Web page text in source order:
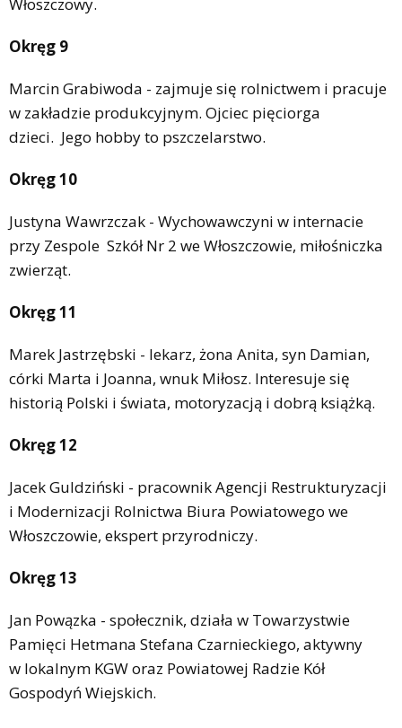
Okręg 9
Marcin Grabiwoda - zajmuje się rolnictwem i pracuje
w zakładzie produkcyjnym. Ojciec pięciorga
dzieci. Jego hobby to pszczelarstwo.
Okręg 10
Justyna Wawrzczak - Wychowawczyni w internacie
przy Zespole Szkół Nr 2 we Włoszczowie, miłośniczka
zwierząt.
Okręg 11
Marek Jastrzębski - lekarz, żona Anita, syn Damian,
córki Marta i Joanna, wnuk Miłosz. Interesuje się
historią Polski i świata, motoryzacją i dobrą książką.
Okręg 12
Jacek Guldziński - pracownik Agencji Restrukturyzacji
i Modernizacji Rolnictwa Biura Powiatowego we
Włoszczowie, ekspert przyrodniczy.
Okręg 13
Jan Powązka - społecznik, działa w Towarzystwie
Pamięci Hetmana Stefana Czarnieckiego, aktywny
w lokalnym KGW oraz Powiatowej Radzie Kół
Gospodyń Wiejskich.